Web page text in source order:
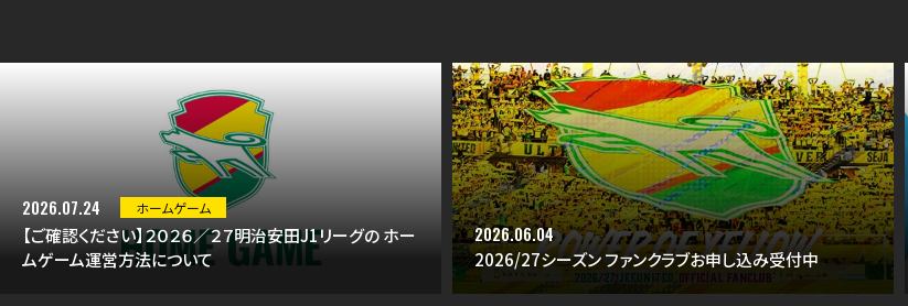
2026.07.24 ホームゲーム
【ご確認ください】２０２６／２７明治安田J1リーグの ホー
ムゲーム運営方法について
2026.06.04
2026/27シーズン ファンクラブお申し込み受付中